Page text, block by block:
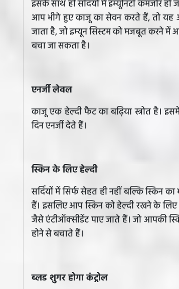
इसके साथ ही सर्दियों में इम्यूनिटी कमजोर
आप भीगे हुए काजू का सेवन करते हैं, तो यह
जाता है, जो इम्यून सिस्टम को मजबूत करने में
बचा जा सकता है।
एनर्जी लेवल
काजू एक हेल्दी फैट का बढ़िया स्त्रोत है।
दिन एनर्जी देते हैं।
स्किन के लिए हेल्दी
सर्दियों में सिर्फ सेहत ही नहीं बल्कि स्किन
हैं। इसलिए आप स्किन को हेल्दी रखने के
जैसे एंटीऑक्सीडेंट पाए जाते हैं। जो आपकी
होने से बचाते हैं।
ब्लड शुगर होगा कंट्रोल